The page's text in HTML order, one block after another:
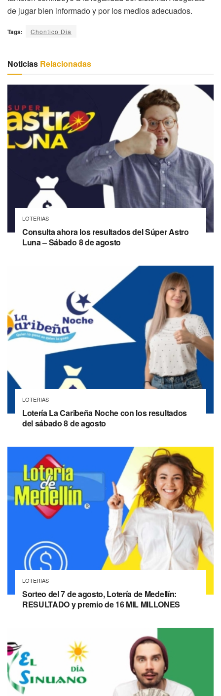
de jugar bien informado y por los medios adecuados.
Tags: Chontico Dia
Noticias Relacionadas
LOTERIAS
Consulta ahora los resultados del Súper Astro
Luna – Sábado 8 de agosto
LOTERIAS
Lotería La Caribeña Noche con los resultados
del sábado 8 de agosto
LOTERIAS
Sorteo del 7 de agosto, Lotería de Medellín:
RESULTADO y premio de 16 MIL MILLONES